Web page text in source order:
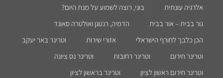
אלרגיה עונתית
בוני, רוצה לשמוע על מנת היום?
גור בבית – אור בבית
הדמיה, רנטגן ואולטרה סאונד
הכן כלבך לחורף הישראלי
אזורי שירות
וטרינר באר יעקב
וטרינר חירום
וטרינר רחובות
וטרינר נס ציונה
וטרינר חירום ראשון לציון
וטרינר בראשון לציון